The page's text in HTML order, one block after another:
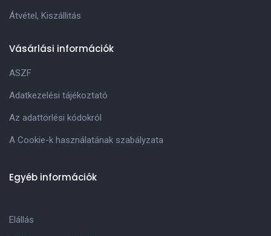
Átvétel, Kiszállitás
Vásárlási információk
ASZF
Adatkezelési tájékoztató
Az adattörlési kódokról
A Cookie-k használatának szabályzata
Egyéb információk
Elállás